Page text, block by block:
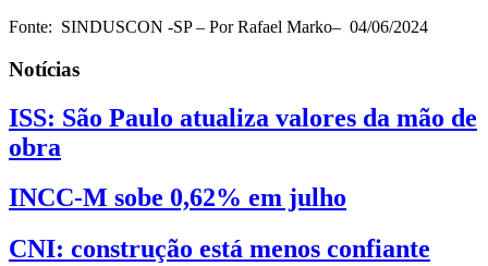
Fonte: SINDUSCON -SP – Por Rafael Marko– 04/06/2024
Notícias
ISS: São Paulo atualiza valores da mão de
obra
INCC-M sobe 0,62% em julho
CNI: construção está menos confiante